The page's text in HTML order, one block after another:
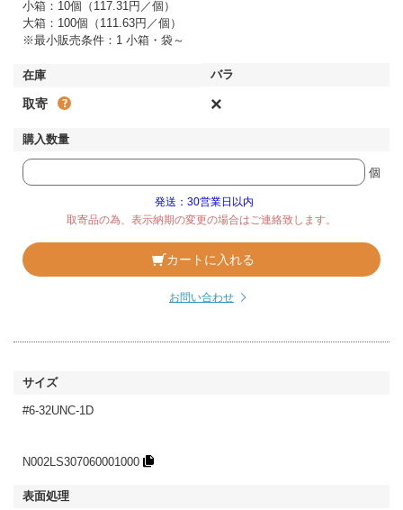
小箱：10個（117.31円／個）
大箱：100個（111.63円／個）
※最小販売条件：1 小箱・袋～
取寄 ×
個
発送：30営業日以内
取寄品の為、表示納期の変更の場合はご連絡致します。
カートに入れる
お問い合わせ
#6-32UNC-1D
N002LS307060001000